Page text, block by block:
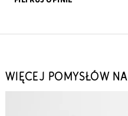
WIĘCEJ POMYSŁÓW